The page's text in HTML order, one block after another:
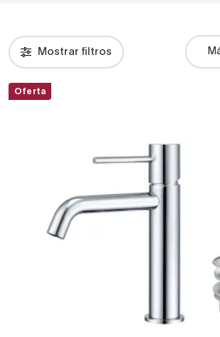
Mostrar filtros
Oferta